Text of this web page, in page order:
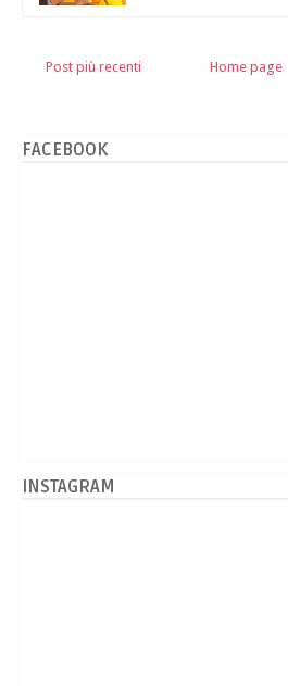
Post più recenti Home page
FACEBOOK
INSTAGRAM